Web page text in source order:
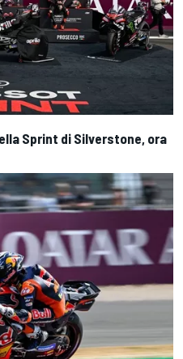
Sprint di Silverstone, ora